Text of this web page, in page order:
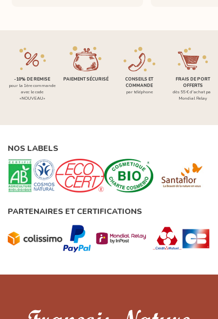
-10% DE REMISE
pour la 1ère commande
avec le code
«NOUVEAU»
PAIEMENT SÉCURISÉ
CONSEILS ET
COMMANDE
par téléphone
FRAIS DE PORT
OFFERTS
dès 55 € d'achat par
Mondial Relay
NOS LABELS
PARTENAIRES ET CERTIFICATIONS